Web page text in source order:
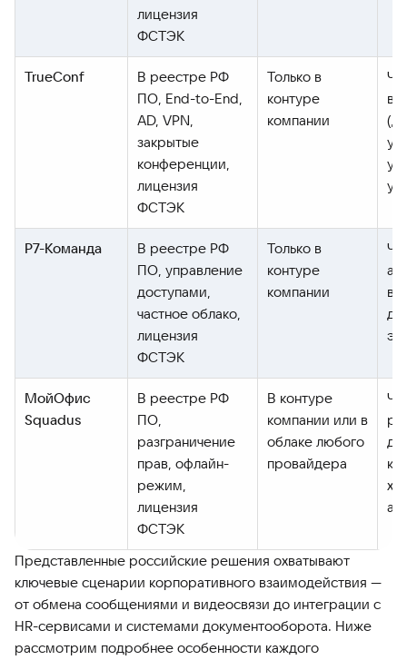
лицензия
ФСТЭК
TrueConf
В реестре РФ
ПО, End-to-End,
AD, VPN,
закрытые
конференции,
лицензия
ФСТЭК
Только в
контуре
компании
Р7-Команда
В реестре РФ
ПО, управление
доступами,
частное облако,
лицензия
ФСТЭК
Только в
контуре
компании
МойОфис
Squadus
В реестре РФ
ПО,
разграничение
прав, офлайн-
режим,
лицензия
ФСТЭК
В контуре
компании или в
облаке любого
провайдера
Представленные российские решения охватывают
ключевые сценарии корпоративного взаимодействия —
от обмена сообщениями и видеосвязи до интеграции с
HR-сервисами и системами документооборота. Ниже
рассмотрим подробнее особенности каждого